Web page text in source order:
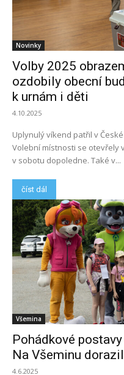
Novinky
Volby 2025
ozdobily obecní
k urnám i děti
4.10.2025
Uplynulý víkend patřil v
Volební místnosti se otevřely
v sobotu dopoledne. Také v...
číst dál
Všemina
Pohádkové
Na Všeminu
4.6.2025